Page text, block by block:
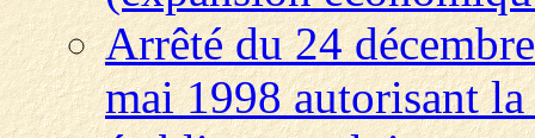
Arrêté du 24
mai 1998 autorisant